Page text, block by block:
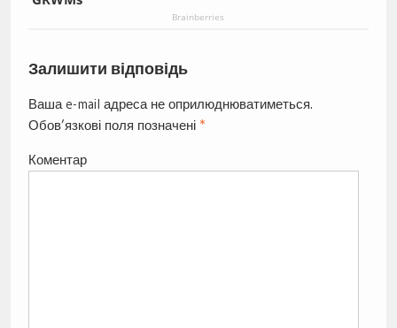
Brainberries
Залишити відповідь
Ваша e-mail адреса не оприлюднюватиметься.
Обов’язкові поля позначені *
Коментар